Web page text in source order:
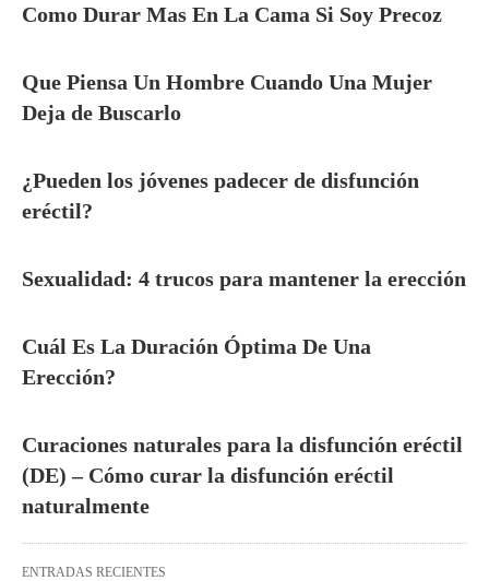
Como Durar Mas En La Cama Si Soy Precoz
Que Piensa Un Hombre Cuando Una Mujer
Deja de Buscarlo
¿Pueden los jóvenes padecer de disfunción
eréctil?
Sexualidad: 4 trucos para mantener la erección
Cuál Es La Duración Óptima De Una
Erección?
Curaciones naturales para la disfunción eréctil
(DE) – Cómo curar la disfunción eréctil
naturalmente
ENTRADAS RECIENTES